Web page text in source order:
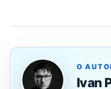
O
Ivan